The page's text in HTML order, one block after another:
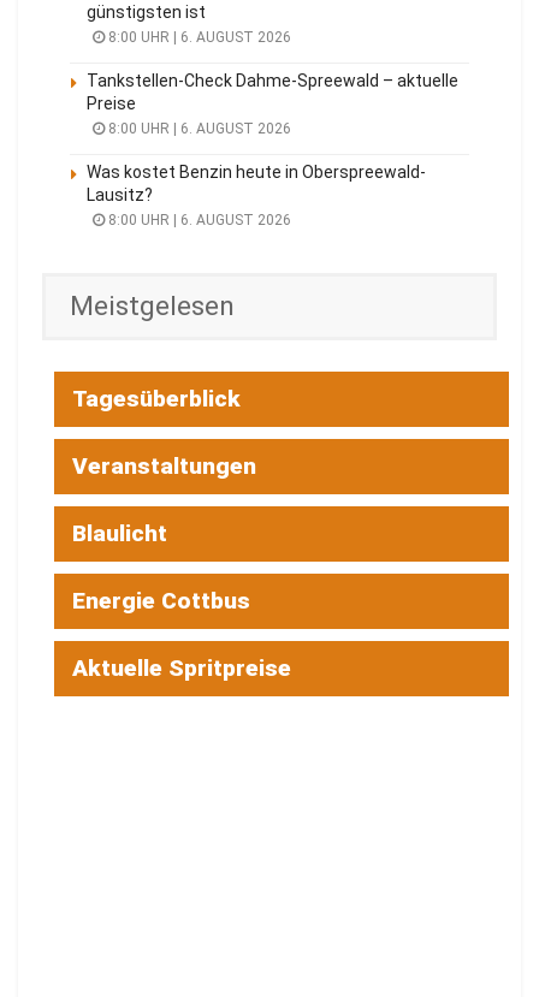
günstigsten ist
8:00 UHR | 6. AUGUST 2026
Tankstellen-Check Dahme-Spreewald – aktuelle
Preise
8:00 UHR | 6. AUGUST 2026
Was kostet Benzin heute in Oberspreewald-
Lausitz?
8:00 UHR | 6. AUGUST 2026
Meistgelesen
Tagesüberblick
Veranstaltungen
Blaulicht
Energie Cottbus
Aktuelle Spritpreise